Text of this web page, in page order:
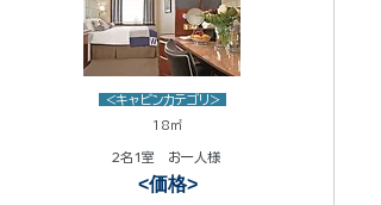
<キャビンカテゴリ>
18㎡
2名1室 お一人様
<価格>